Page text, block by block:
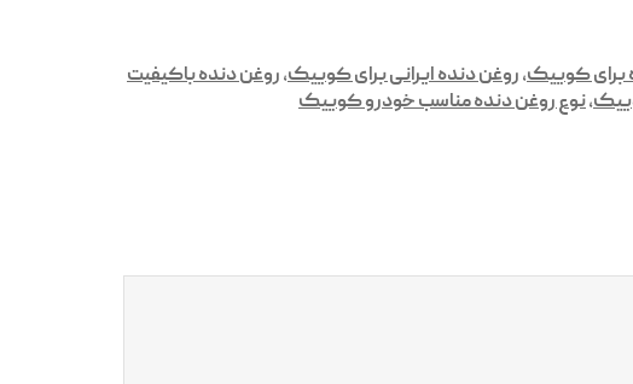
برای کوییک,روغن دنده ایرانی برای کوییک,روغن دنده باکیفیت
,نوع روغن دنده مناسب خودرو کوییک